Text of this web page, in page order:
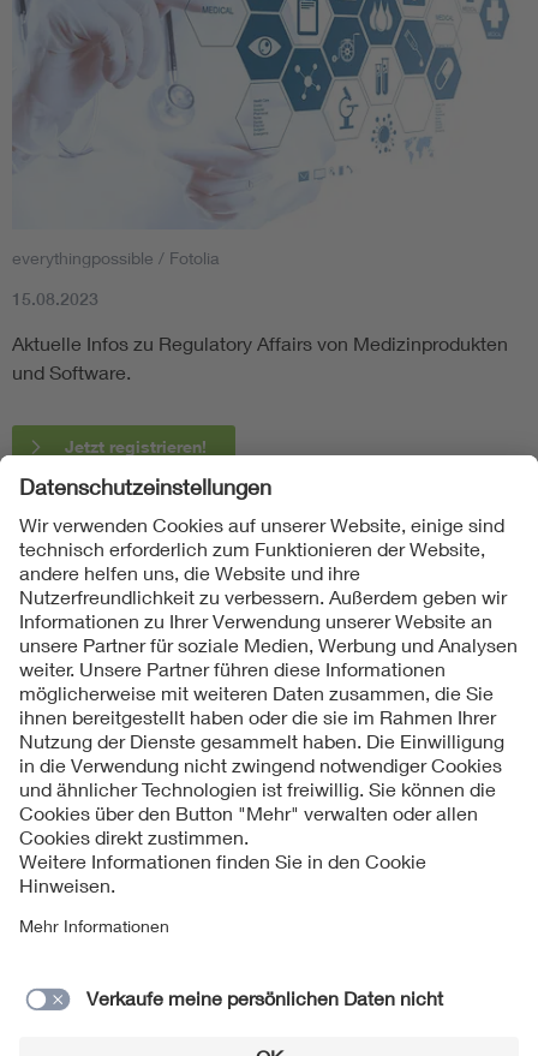
everythingpossible / Fotolia
15.08.2023
Aktuelle Infos zu Regulatory Affairs von Medizinprodukten
und Software.
Jetzt registrieren!
Folgen Sie uns
Kontakte
Service
Impressum
Datenschutzinformationen
Cookie Hinweise
Lieferantenportal